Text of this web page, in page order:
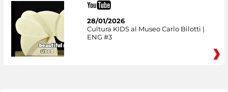
28/01/2026
Cultura KIDS al Museo Carlo Bilotti |
ENG #3